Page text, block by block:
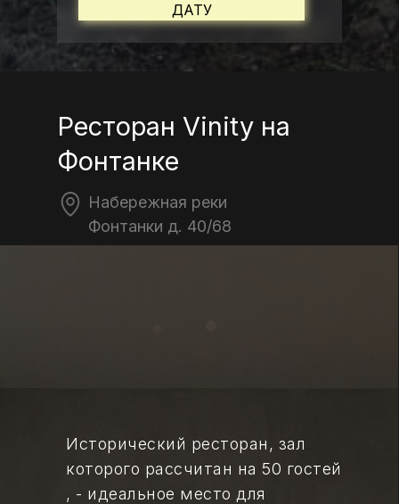
ДАТУ
Ресторан Vinity на
Фонтанке
Исторический ресторан, зал
которого рассчитан на 50 гостей
, - идеальное место для
Набережная реки
Фонтанки д. 40/68